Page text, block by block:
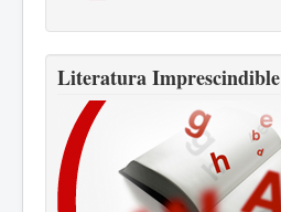
Literatura Imprescindible